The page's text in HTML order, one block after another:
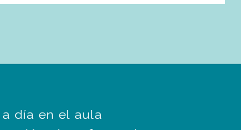
a día en el aula